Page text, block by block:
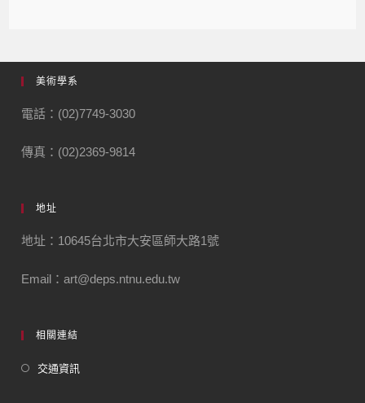
美術學系
電話：(02)7749-3030
傳真：(02)2369-9814
地址
地址：10645台北市大安區師大路1號
Email：art@deps.ntnu.edu.tw
相關連結
交通資訊